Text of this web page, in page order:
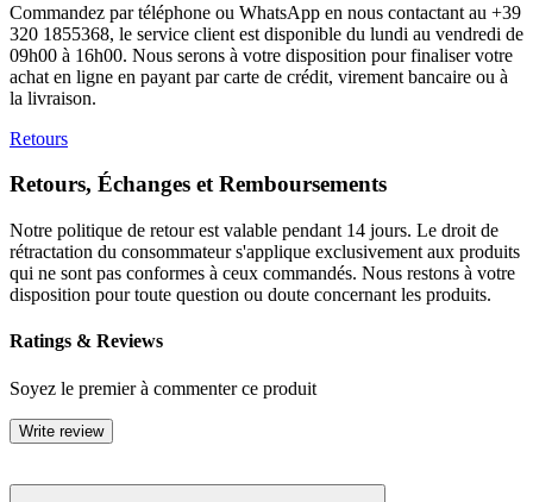
Commandez par téléphone ou WhatsApp en nous contactant au +39
320 1855368, le service client est disponible du lundi au vendredi de
09h00 à 16h00. Nous serons à votre disposition pour finaliser votre
achat en ligne en payant par carte de crédit, virement bancaire ou à
la livraison.
Retours
Retours, Échanges et Remboursements
Notre politique de retour est valable pendant 14 jours. Le droit de
rétractation du consommateur s'applique exclusivement aux produits
qui ne sont pas conformes à ceux commandés. Nous restons à votre
disposition pour toute question ou doute concernant les produits.
Ratings & Reviews
Soyez le premier à commenter ce produit
Write review